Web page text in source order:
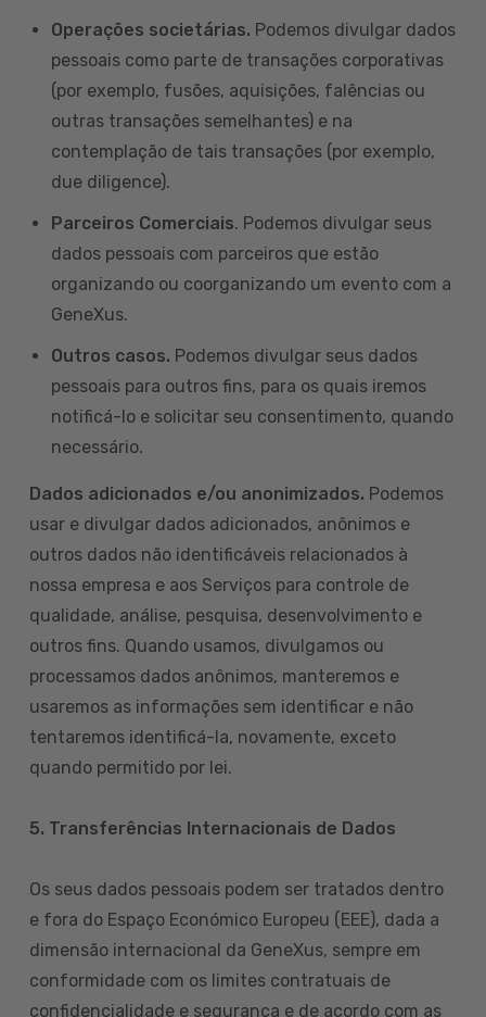
Operações societárias. Podemos divulgar dados
pessoais como parte de transações corporativas
(por exemplo, fusões, aquisições, falências ou
outras transações semelhantes) e na
contemplação de tais transações (por exemplo,
due diligence).
Parceiros Comerciais. Podemos divulgar seus
dados pessoais com parceiros que estão
organizando ou coorganizando um evento com a
GeneXus.
Outros casos. Podemos divulgar seus dados
pessoais para outros fins, para os quais iremos
notificá-lo e solicitar seu consentimento, quando
necessário.
Dados adicionados e/ou anonimizados. Podemos
usar e divulgar dados adicionados, anônimos e
outros dados não identificáveis relacionados à
nossa empresa e aos Serviços para controle de
qualidade, análise, pesquisa, desenvolvimento e
outros fins. Quando usamos, divulgamos ou
processamos dados anônimos, manteremos e
usaremos as informações sem identificar e não
tentaremos identificá-la, novamente, exceto
quando permitido por lei.
5. Transferências Internacionais de Dados
Os seus dados pessoais podem ser tratados dentro
e fora do Espaço Económico Europeu (EEE), dada a
dimensão internacional da GeneXus, sempre em
conformidade com os limites contratuais de
confidencialidade e segurança e de acordo com as